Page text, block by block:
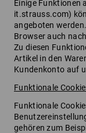
Einige Funktionen
it.strauss.com)
angeboten
Browser auch
Zu diesen
Artikel in den
Kundenkonto auf
Funktionale
Funktionale
gehören zum